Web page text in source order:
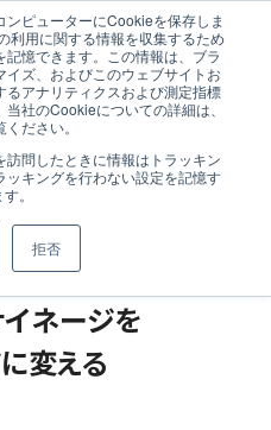
ピューターにCookieを保存しま
利用に関する情報を収集するため
憶できます。この情報は、ブラ
ズ、およびこのウェブサイトお
るアナリティクスおよび測定指標
社のCookieについての詳細は、
ください。
問したときに情報はトラッキン
キングを行わない設定を記憶す
。
拒否
の特徴
テンツが
ネージを
変える